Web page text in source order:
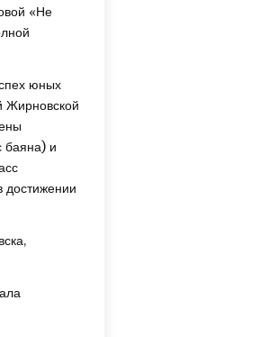
«Не
юных
Жирновской
баяна) и
достижении